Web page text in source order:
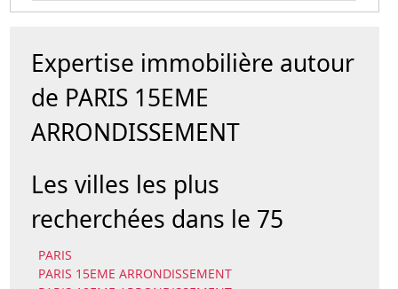
Expertise immobilière autour
de PARIS 15EME
ARRONDISSEMENT
Les villes les plus
recherchées dans le 75
PARIS
PARIS 15EME ARRONDISSEMENT